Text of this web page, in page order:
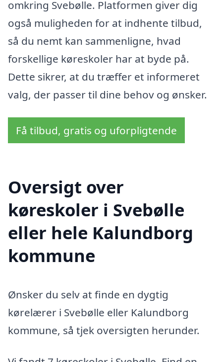
omkring Svebølle. Platformen giver dig
også muligheden for at indhente tilbud,
så du nemt kan sammenligne, hvad
forskellige køreskoler har at byde på.
Dette sikrer, at du træffer et informeret
valg, der passer til dine behov og ønsker.
Få tilbud, gratis og uforpligtende
Oversigt over
køreskoler i Svebølle
eller hele Kalundborg
kommune
Ønsker du selv at finde en dygtig
kørelærer i Svebølle eller Kalundborg
kommune, så tjek oversigten herunder.